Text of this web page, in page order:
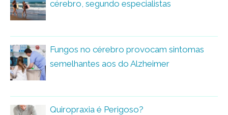
cérebro, segundo especialistas
Fungos no cérebro provocam sintomas
semelhantes aos do Alzheimer
Quiropraxia é Perigoso?